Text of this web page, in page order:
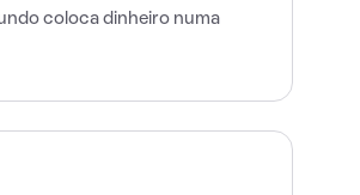
coloca dinheiro numa